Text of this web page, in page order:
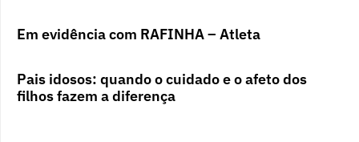
Em evidência com RAFINHA – Atleta
Pais idosos: quando o cuidado e o afeto dos
filhos fazem a diferença